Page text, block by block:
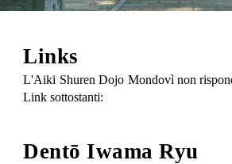
Links
L'Aiki Shuren Dojo Mondovì non
Link sottostanti:
Dentō Iwama Ryu